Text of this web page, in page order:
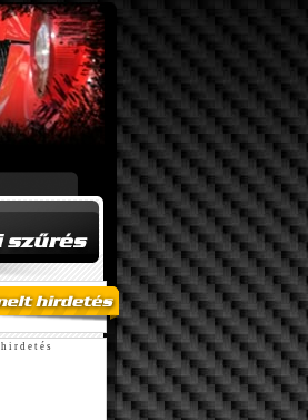
h i r d e t é s